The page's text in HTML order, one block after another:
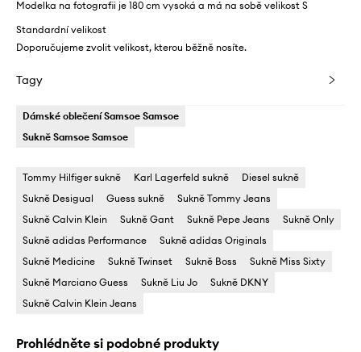
Modelka na fotografii je 180 cm vysoká a má na sobě velikost S
Standardní velikost
Doporučujeme zvolit velikost, kterou běžně nosíte.
Tagy
Dámské oblečení Samsoe Samsoe
Sukně Samsoe Samsoe
Tommy Hilfiger sukně Karl Lagerfeld sukně
Diesel sukně
Sukně Desigual
Guess sukně
Sukně Tommy Jeans
Sukně Calvin Klein
Sukně Gant Sukně Pepe Jeans
Sukně Only
Sukně adidas Performance
Sukně adidas Originals
Sukně Medicine
Sukně Twinset Sukně Boss
Sukně Miss Sixty
Sukně Marciano Guess
Sukně Liu Jo
Sukně DKNY
Sukně Calvin Klein Jeans
Prohlédněte si podobné produkty